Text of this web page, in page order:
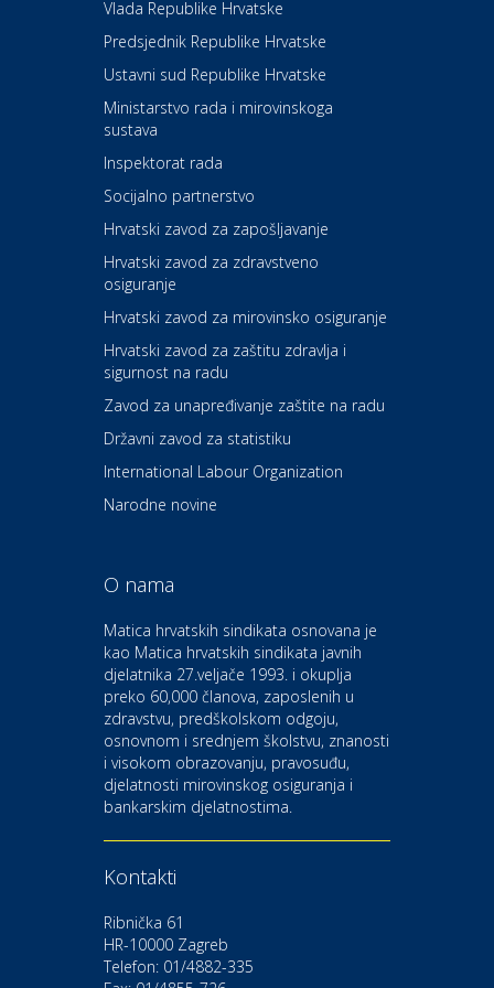
Kultura i edukacija
Kazalište Kerempuh
Kultura i edukacija
Kazalište ZKM
Auto-moto i tehnika
Zdravlje i osiguranje
Povoljnosti
Dental Sudar
Dom i dizajn
Euro-vrt – kosilice, motorne
Odmor
Bistrica
Auto-moto i tehnika
CIAK Auto d.o.o.
Kultura i edukacija
Kazalište Gavella
Moda i ljepota
Gastro
Vlada Republike Hrvatske
Predsjednik Republike Hrvatske
Ustavni sud Republike Hrvatske
Ministarstvo rada i mirovinskoga
sustava
Inspektorat rada
Socijalno partnerstvo
Hrvatski zavod za zapošljavanje
Hrvatski zavod za zdravstveno
osiguranje
Hrvatski zavod za mirovinsko osiguranje
Hrvatski zavod za zaštitu zdravlja i
sigurnost na radu
Zavod za unapređivanje zaštite na radu
Državni zavod za statistiku
International Labour Organization
Narodne novine
O nama
Matica hrvatskih sindikata osnovana je
kao Matica hrvatskih sindikata javnih
djelatnika 27.veljače 1993. i okuplja
preko 60,000 članova, zaposlenih u
zdravstvu, predškolskom odgoju,
osnovnom i srednjem školstvu, znanosti
i visokom obrazovanju, pravosuđu,
djelatnosti mirovinskog osiguranja i
bankarskim djelatnostima.
Kontakti
Ribnička 61
HR-10000 Zagreb
Telefon: 01/4882-335